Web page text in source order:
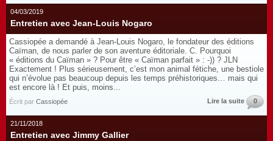
04/03/2019
Entretien avec Jean-Louis Nogaro
Cassiopée a demandé à Jean-Louis Nogaro, le fondateur des éditions
Caïman, de nous parler de son aventure éditoriale. C. Pourquoi
« éditions du Caïman » ? Pour être « Caïman parfait » : -)) ? JLN
Exactement ! Plus sérieusement, c’est mon animal fétiche, une bestiole
qui n’évolue pas beaucoup depuis les temps préhistoriques… mais qui
est encore là ! Et puis, moins...
Écrit par Cassiopée Lire la suite 0
21/11/2018
Entretien avec Jimmy Gallier